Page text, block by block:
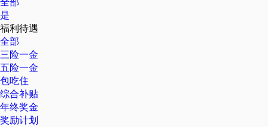
是
福利待遇
全部
三险一金
五险一金
包吃住
综合补贴
年终奖金
奖励计划